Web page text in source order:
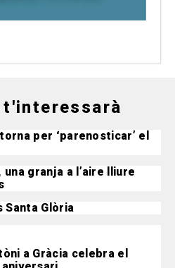
per ‘parenosticar’ el
granja a l’aire lliure
Santa Glòria
a Gràcia celebra el